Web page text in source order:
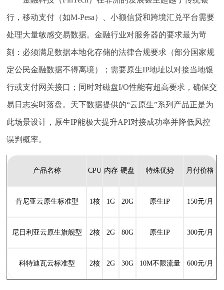
行，移动支付（如M-Pesa）、小额信贷和跨境汇兑平台需要
处理大量敏感交易数据。金融行业对服务器的要求最为苛
刻：必须满足数据本地化存储的法律合规要求（部分国家规
定公民金融数据不得离境）；需要原生IP地址以对接当地银
行或支付网关接口；同时对磁盘I/O性能有超高要求，确保交
易日志实时落盘。天下数据提供的“云原生”系列产品正是为
此场景设计，原生IP能极大提升API对接成功率并降低风控
误判概率。
产品名称 CPU 内存 硬盘 特殊优势 月付价格
肯尼亚云原生标准型 1核 1G 20G 原生IP 150元/月
尼日利亚云原生旗舰型 2核 2G 80G 原生IP 300元/月
科特迪瓦云标准型 2核 2G 30G 10M不限流量 600元/月